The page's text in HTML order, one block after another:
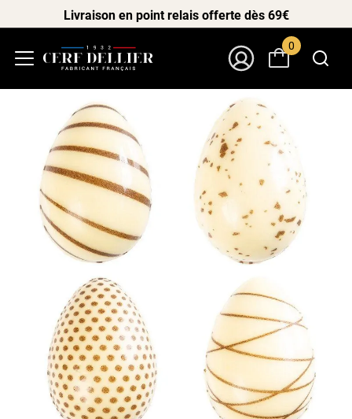
Livraison en point relais offerte dès 69€
0